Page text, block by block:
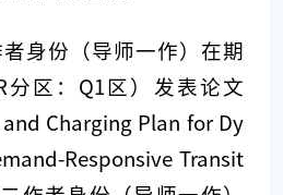
身份（导师一作）在期
分区：Q1区）发表论文
Charging Plan for Dy
Responsive Transit